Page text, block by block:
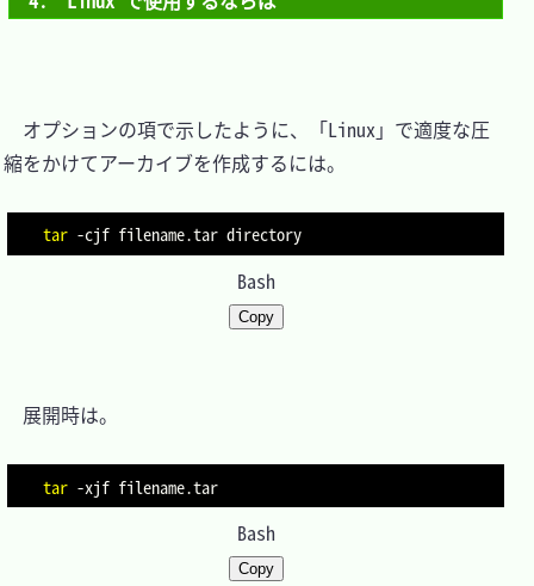
オプションの項で示したように、「Linux」で適度な圧
縮をかけてアーカイブを作成するには。
tar -cjf filename.tar directory
Bash
Copy
展開時は。
tar -xjf filename
Bash
Copy